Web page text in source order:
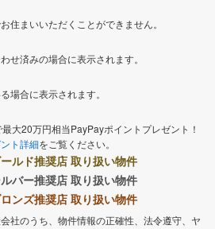
住まいいただくことができません。
せ済みの場合に表示されます。
場合に表示されます。
大20万円相当PayPayポイントプレゼント！
ト詳細をご覧ください。
ルド推奨店 取り扱い物件
バー推奨店 取り扱い物件
ンズ推奨店 取り扱い物件
社のうち、物件情報の正確性、法令遵守、ヤ